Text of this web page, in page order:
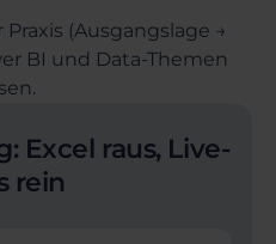
(Ausgangslage →
BI und Data-Themen
Excel raus, Live-
rein